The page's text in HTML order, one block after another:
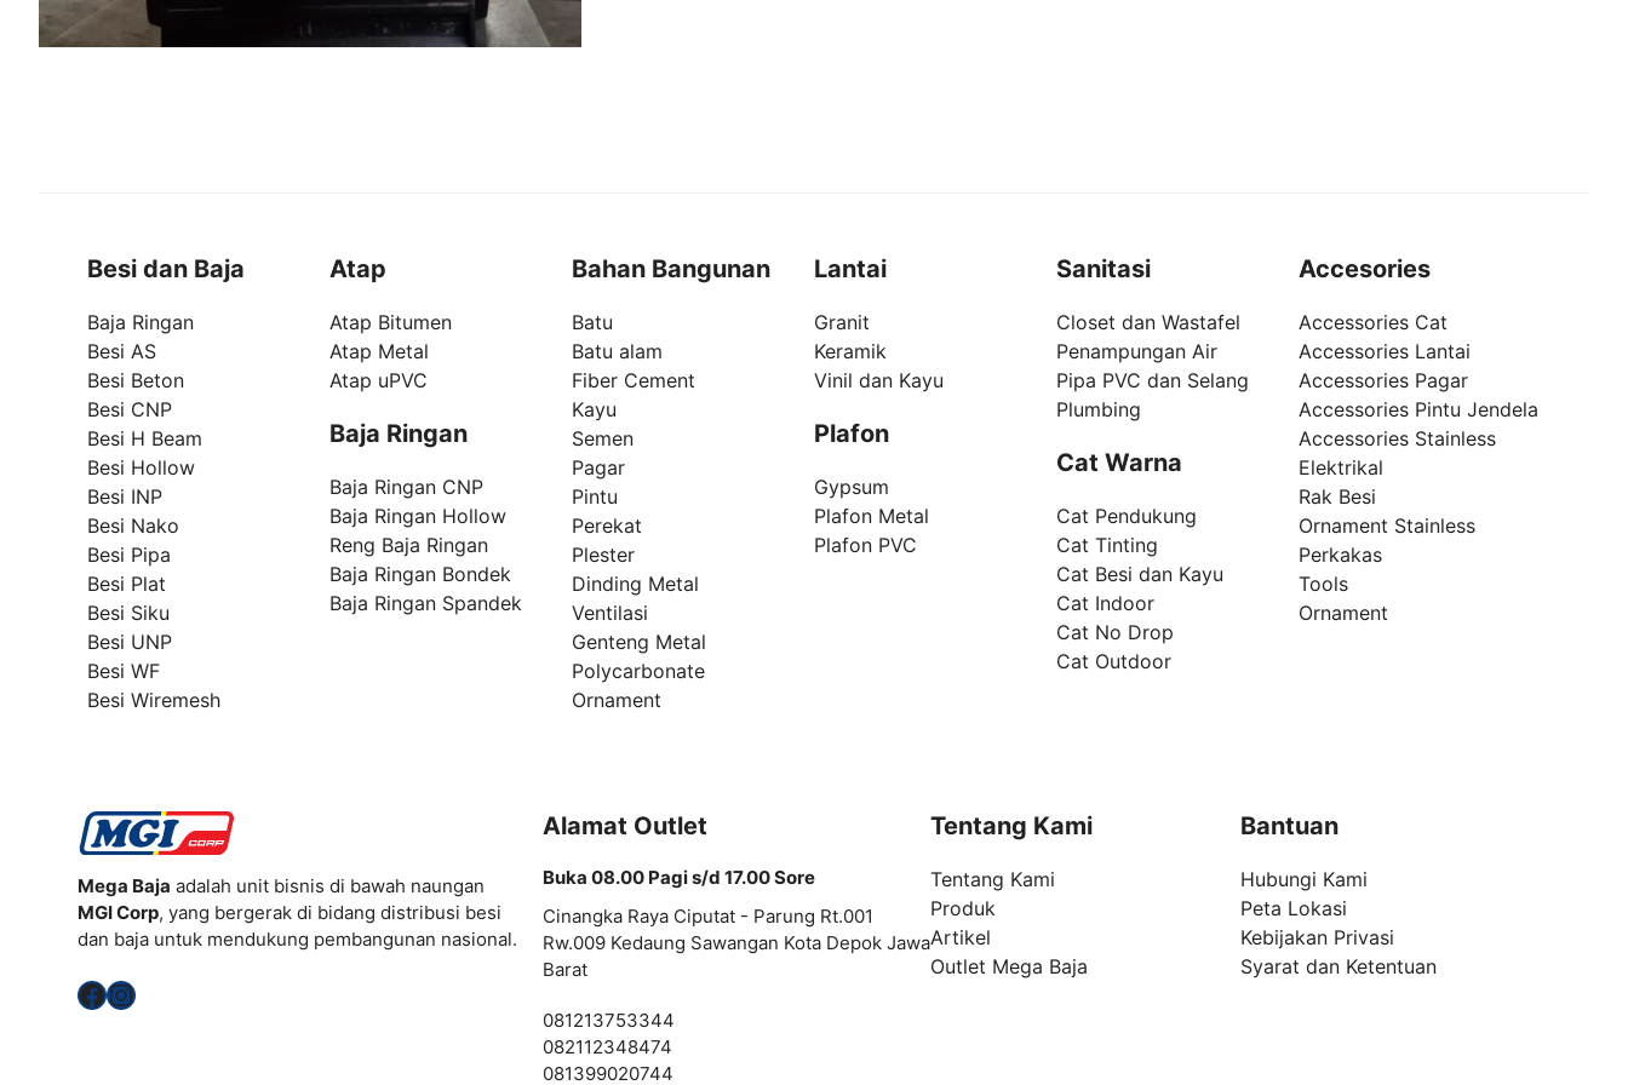
Besi dan Baja
Baja Ringan
Besi AS
Besi Beton
Besi CNP
Besi H Beam
Besi Hollow
Besi INP
Besi Nako
Besi Pipa
Besi Plat
Besi Siku
Besi UNP
Besi WF
Besi Wiremesh
Atap
Atap Bitumen
Atap Metal
Atap uPVC
Baja Ringan
Baja Ringan CNP
Baja Ringan Hollow
Reng Baja Ringan
Baja Ringan Bondek
Baja Ringan Spandek
Bahan Bangunan
Batu
Batu alam
Fiber Cement
Kayu
Semen
Pagar
Pintu
Perekat
Plester
Dinding Metal
Ventilasi
Genteng Metal
Polycarbonate
Ornament
Lantai
Granit
Keramik
Vinil dan Kayu
Plafon
Gypsum
Plafon Metal
Plafon PVC
Sanitasi
Closet dan Wastafel
Penampungan Air
Pipa PVC dan Selang
Plumbing
Cat Warna
Cat Pendukung
Cat Tinting
Cat Besi dan Kayu
Cat Indoor
Cat No Drop
Cat Outdoor
Accesories
Accessories Cat
Accessories Lantai
Accessories Pagar
Accessories Pintu Jendela
Accessories Stainless
Elektrikal
Rak Besi
Ornament Stainless
Perkakas
Tools
Ornament
Mega Baja adalah unit bisnis di bawah naungan
MGI Corp, yang bergerak di bidang distribusi besi
dan baja untuk mendukung pembangunan nasional.
Facebook
Instagram
Alamat Outlet
Buka 08.00 Pagi s/d 17.00 Sore
Cinangka Raya Ciputat - Parung Rt.001
Rw.009 Kedaung Sawangan Kota Depok Jawa
Barat
081213753344
082112348474
081399020744
Tentang Kami
Tentang Kami
Produk
Artikel
Outlet Mega Baja
Bantuan
Hubungi Kami
Peta Lokasi
Kebijakan Privasi
Syarat dan Ketentuan